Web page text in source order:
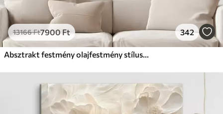
13166Ft7900Ft 342
Absztrakt festmény olajfestmény stílusban